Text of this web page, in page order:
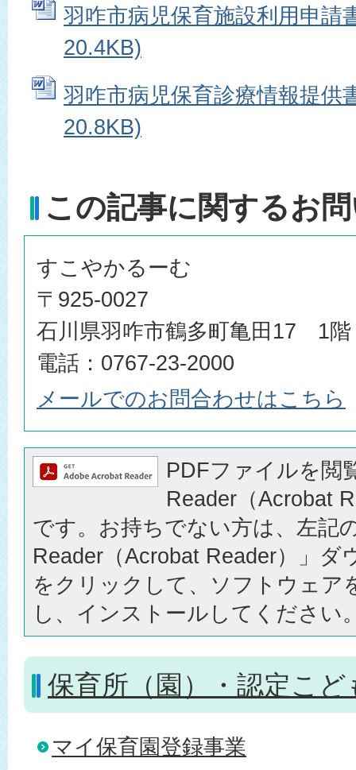
羽咋市病児保育施設利用申請
20.4KB)
羽咋市病児保育診療情報提供
20.8KB)
この記事に関するお
すこやかるーむ
〒925-0027
石川県羽咋市鶴多町亀田17 1階
電話：0767-23-2000
メールでのお問合わせはこちら
PDFファイルを閲
Reader（Acrobat
です。お持ちでない方は、左記
Reader（Acrobat Reader）」ダ
をクリックして、ソフトウェア
し、インストールしてください
保育所（園）・認定こど
マイ保育園登録事業